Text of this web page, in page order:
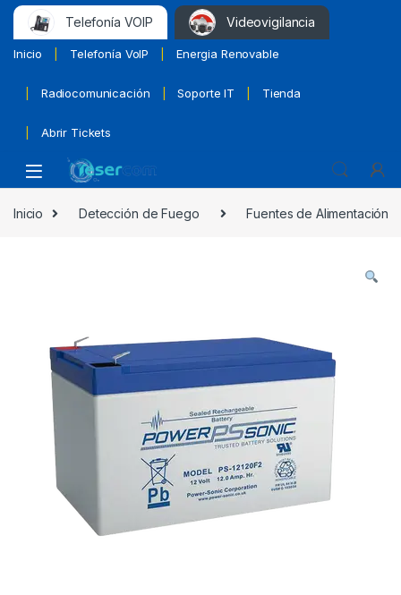
Telefonía VOIP Videovigilancia
Inicio Telefonía VoIP Energia Renovable
Radiocomunicación Soporte IT Tienda
Abrir Tickets
Inicio Detección de Fuego Fuentes de Alimentación